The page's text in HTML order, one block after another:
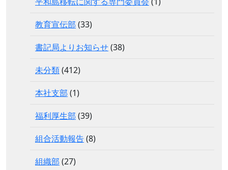
教育宣伝部 (33)
書記局よりお知らせ(38)
未分類(412)
本社支部 (1)
福利厚生部 (39)
組合活動報告(8)
組織部 (27)